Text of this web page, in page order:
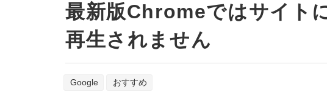
最新版Chromeではサイト
再生されません
Google おすすめ